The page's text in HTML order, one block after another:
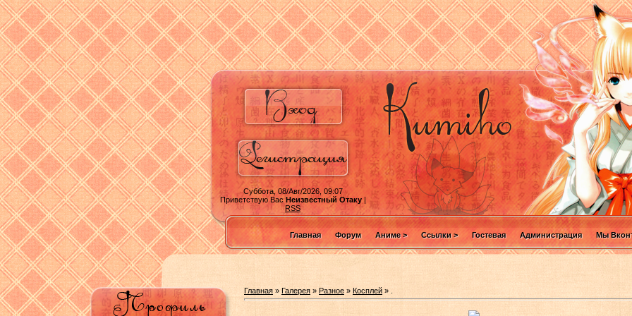
Суббота, 08/Авг/2026, 09:07
Приветствую ВасНеизвестный Отаку|
RSS
Главная Форум Аниме > Ссылки > Гостевая Администрация Мы
Главная »Галерея » Разное » Косплей » .